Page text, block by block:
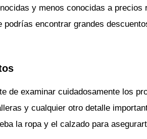
y menos conocidas a precios
encontrar grandes
de examinar cuidadosamente los
y cualquier otro detalle
la ropa y el calzado para